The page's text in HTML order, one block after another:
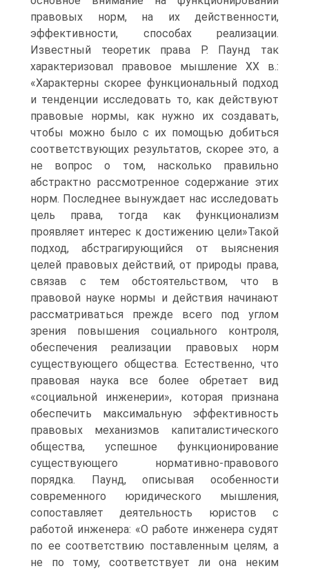
правовых норм, на их действенности,
эффективности, способах реализации.
Известный теоретик права Р. Паунд так
характеризовал правовое мышление XX в.:
«Характерны скорее функциональный подход
и тенденции исследовать то, как действуют
правовые нормы, как нужно их создавать,
чтобы можно было с их помощью добиться
соответствующих результатов, скорее это, а
не вопрос о том, насколько правильно
абстрактно рассмотренное содержание этих
норм. Последнее вынуждает нас исследовать
цель права, тогда как функционализм
проявляет интерес к достижению цели»Такой
подход, абстрагирующийся от выяснения
целей правовых действий, от природы права,
связав с тем обстоятельством, что в
правовой науке нормы и действия начинают
рассматриваться прежде всего под углом
зрения повышения социального контроля,
обеспечения реализации правовых норм
существующего общества. Естественно, что
правовая наука все более обретает вид
«социальной инженерии», которая признана
обеспечить максимальную эффективность
правовых механизмов капиталистического
общества, успешное функционирование
существующего нормативно-правового
порядка. Паунд, описывая особенности
современного юридического мышления,
сопоставляет деятельность юристов с
работой инженера: «О работе инженера судят
по ее соответствию поставленным целям, а
не по тому, соответствует ли она неким